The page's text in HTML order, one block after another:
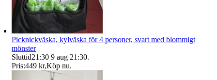
Picknickväska, kylväska för 4 personer, svart med blommigt
mönster
Sluttid21:30 9 aug 21:30.
Pris:449 kr,Köp nu.